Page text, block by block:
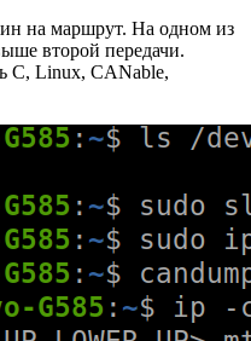
на маршрут. На одном из
второй передачи.
C, Linux, CANable,